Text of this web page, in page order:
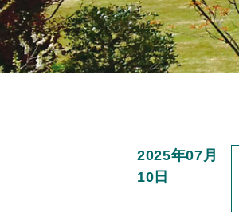
2025年07月
10日